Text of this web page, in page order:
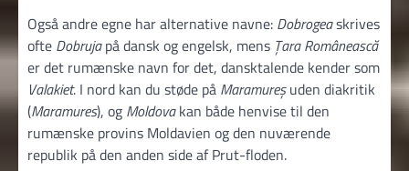
Også andre egne har alternative navne: Dobrogeaskrives
ofte Dobrujapå dansk og engelsk, mens Țara Românească
er det rumænske navn for det, dansktalende kender som
Valakiet. I nord kan du støde på Maramureșuden diakritik
(Maramures), og Moldovakan både henvise til den
rumænske provins Moldavien og den nuværende
republik på den anden side af Prut-floden.